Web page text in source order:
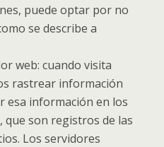
puede optar por no
se describe a
web: cuando visita
rastrear información
esa información en los
son registros de las
Los servidores